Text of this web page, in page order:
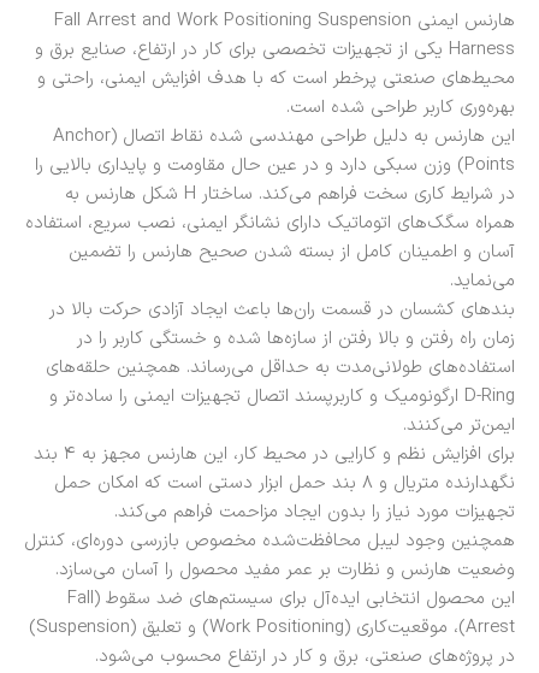
هارنس ایمنی Fall Arrest and Work Positioning Suspension
Harness یکی از تجهیزات تخصصی برای کار در ارتفاع، صنایع برق و
محیط‌های صنعتی پرخطر است که با هدف افزایش ایمنی، راحتی و
بهره‌وری کاربر طراحی شده است.
این هارنس به دلیل طراحی مهندسی شده نقاط اتصال (Anchor
Points) وزن سبکی دارد و در عین حال مقاومت و پایداری بالایی را
در شرایط کاری سخت فراهم می‌کند. ساختار H شکل هارنس به
همراه سگک‌های اتوماتیک دارای نشانگر ایمنی، نصب سریع، استفاده
آسان و اطمینان کامل از بسته شدن صحیح هارنس را تضمین
می‌نماید.
بندهای کشسان در قسمت ران‌ها باعث ایجاد آزادی حرکت بالا در
زمان راه رفتن و بالا رفتن از سازه‌ها شده و خستگی کاربر را در
استفاده‌های طولانی‌مدت به حداقل می‌رساند. همچنین حلقه‌های
D-Ring ارگونومیک و کاربرپسند اتصال تجهیزات ایمنی را ساده‌تر و
ایمن‌تر می‌کنند.
برای افزایش نظم و کارایی در محیط کار، این هارنس مجهز به ۴ بند
نگهدارنده متریال و ۸ بند حمل ابزار دستی است که امکان حمل
تجهیزات مورد نیاز را بدون ایجاد مزاحمت فراهم می‌کند.
همچنین وجود لیبل محافظت‌شده مخصوص بازرسی دوره‌ای، کنترل
وضعیت هارنس و نظارت بر عمر مفید محصول را آسان می‌سازد.
این محصول انتخابی ایده‌آل برای سیستم‌های ضد سقوط (Fall
Arrest)، موقعیت‌کاری (Work Positioning) و تعلیق (Suspension)
در پروژه‌های صنعتی، برق و کار در ارتفاع محسوب می‌شود.